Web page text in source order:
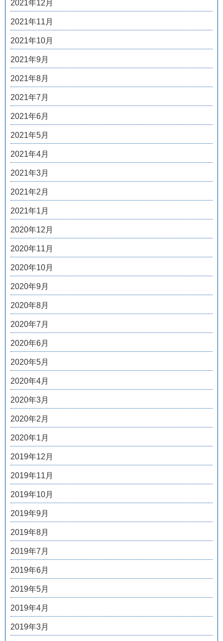
2021年12月
2021年11月
2021年10月
2021年9月
2021年8月
2021年7月
2021年6月
2021年5月
2021年4月
2021年3月
2021年2月
2021年1月
2020年12月
2020年11月
2020年10月
2020年9月
2020年8月
2020年7月
2020年6月
2020年5月
2020年4月
2020年3月
2020年2月
2020年1月
2019年12月
2019年11月
2019年10月
2019年9月
2019年8月
2019年7月
2019年6月
2019年5月
2019年4月
2019年3月